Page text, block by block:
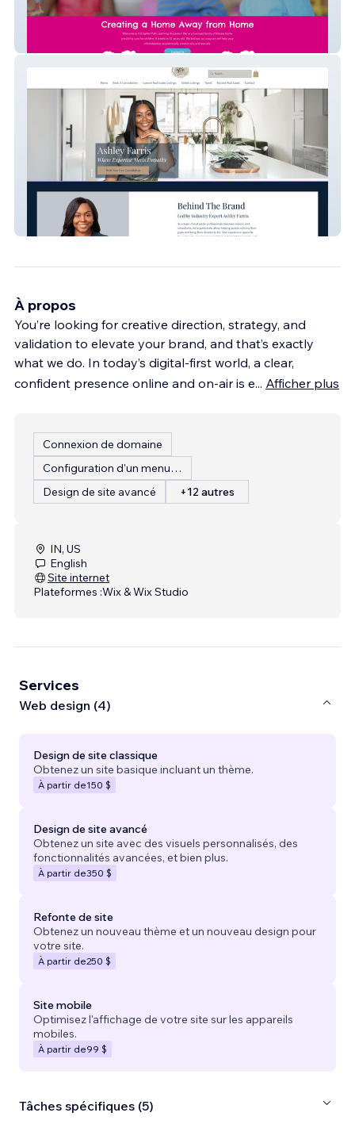
A Brighter Path Learning Academy -
Childcare & Early Education Website
Ashley Farris Real Estate Website
À propos
You’re looking for creative direction, strategy, and
validation to elevate your brand, and that’s exactly
what we do. In today’s digital-first world, a clear,
confident presence online and on-air is e... Afficher plus
Connexion de domaine
Configuration d'un menu de restaurant
Design de site avancé
+12 autres
IN, US
English
Site internet
Plateformes :Wix & Wix Studio
Services
Web design (4)
Design de site classique
Obtenez un site basique incluant un thème.
À partir de150 $
Design de site avancé
Obtenez un site avec des visuels personnalisés, des
fonctionnalités avancées, et bien plus.
À partir de350 $
Refonte de site
Obtenez un nouveau thème et un nouveau design pour
votre site.
À partir de250 $
Site mobile
Optimisez l'affichage de votre site sur les appareils
mobiles.
À partir de99 $
Tâches spécifiques (5)